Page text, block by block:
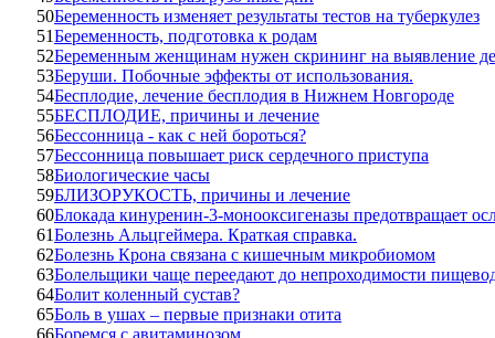
50Беременность изменяет результаты тестов на туберкулез
51Беременность, подготовка к родам
52Беременным женщинам нужен скрининг на выявление
53Беруши. Побочные эффекты от использования.
54Бесплодие, лечение бесплодия в Нижнем Новгороде
55БЕСПЛОДИЕ, причины и лечение
56Бессонница - как с ней бороться?
57Бессонница повышает риск сердечного приступа
58Биологические часы
59БЛИЗОРУКОСТЬ, причины и лечение
60Блокада кинуренин-3-монооксигеназы предотвращает
61Болезнь Альцгеймера. Краткая справка.
62Болезнь Крона связана с кишечным микробиомом
63Болельщики чаще переедают до непроходимости
64Болит коленный сустав?
65Боль в ушах – первые признаки отита
66Боремся с авитаминозом